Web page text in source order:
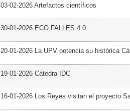
03-02-2026 Artefactos científicos
30-01-2026 ECO FALLES 4.0
20-01-2026 La UPV potencia su histórica
19-01-2026 Cátedra IDC
16-01-2026 Los Reyes visitan el proyecto